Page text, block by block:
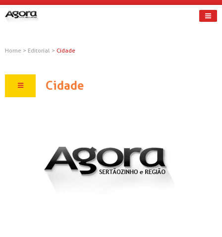
Home > Editorial > Cidade
Cidade